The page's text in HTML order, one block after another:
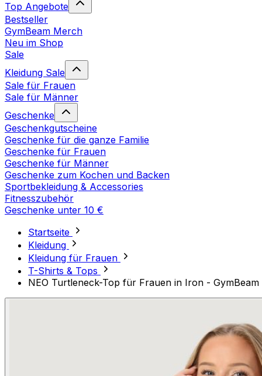
Top Angebote
Bestseller
GymBeam Merch
Neu im Shop
Sale
Kleidung Sale
Sale für Frauen
Sale für Männer
Geschenke
Geschenkgutscheine
Geschenke für die ganze Familie
Geschenke für Frauen
Geschenke für Männer
Geschenke zum Kochen und Backen
Sportbekleidung & Accessories
Fitnesszubehör
Geschenke unter 10 €
Startseite
Kleidung
Kleidung für Frauen
T-Shirts & Tops
NEO Turtleneck-Top für Frauen in Iron - GymBeam